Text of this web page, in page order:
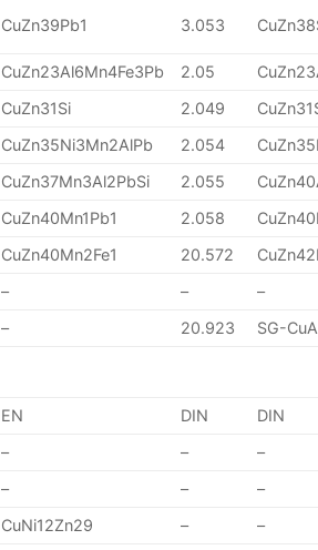
CuZn39Pb1 3.053
CuZn23Al6Mn4Fe3Pb 2.05
CuZn31Si 2.049
CuZn35Ni3Mn2AlPb 2.054
CuZn37Mn3Al2PbSi 2.055
CuZn40Mn1Pb1 2.058
CuZn40Mn2Fe1 20.572
– –
–
– 20.923 SG-
EN DIN
DIN
– –
–
– –
–
CuNi12Zn29 –
–